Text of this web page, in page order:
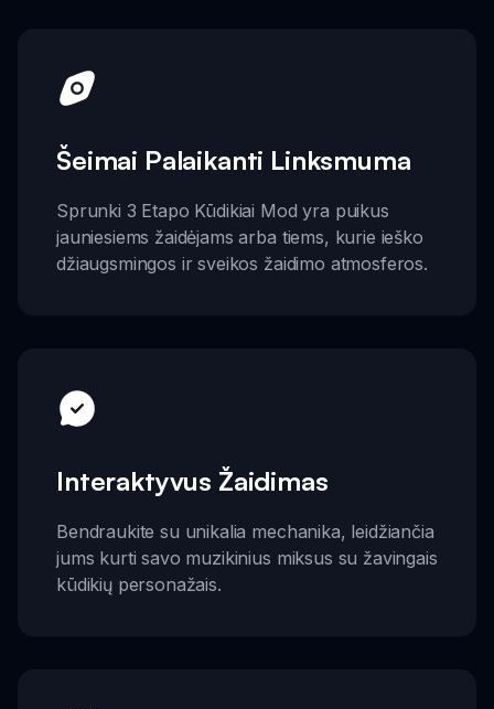
Šeimai Palaikanti Linksmuma
Sprunki 3 Etapo Kūdikiai Mod yra puikus
jauniesiems žaidėjams arba tiems, kurie ieško
džiaugsmingos ir sveikos žaidimo atmosferos.
Interaktyvus Žaidimas
Bendraukite su unikalia mechanika, leidžiančia
jums kurti savo muzikinius miksus su žavingais
kūdikių personažais.